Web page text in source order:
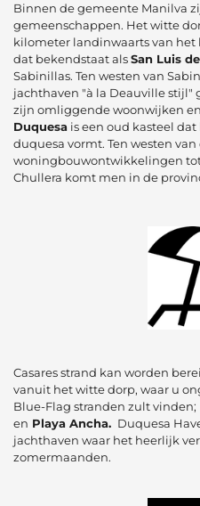
Binnen de gemeente Manilva
gemeenschappen. Het witte
kilometer landinwaarts van het
dat bekendstaat alsSan Luis
Sabinillas. Ten westen van
jachthaven "à la Deauville stijl"
zijn omliggende woonwijken
Duquesa is een oud kasteel
duquesa vormt. Ten westen
woningbouwontwikkelingen
Chullera komt men in de
Casares strand kan worden
vanuit het witte dorp, waar u
Blue-Flag stranden zult vinden;
en Playa Ancha. Duquesa
jachthaven waar het heerlijk
zomermaanden.